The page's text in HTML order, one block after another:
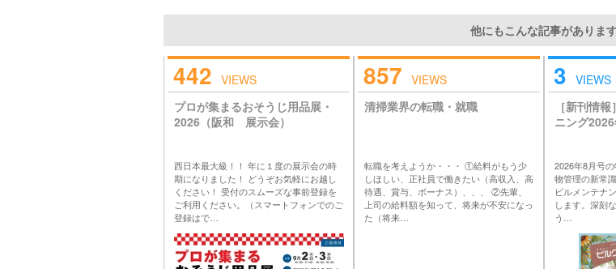
他にもこんな記事がありま
442 VIEWS
プロが集まるおそうじ用品展・
2026（阪和 展示会）
西日本最大級！！ 年に１度の展示会の時
期になりました！ どうぞお気軽にお越し
ください！ 受付のスムーズな事前登録を
ご利用ください。（スマートフォンでのご
登録はで…
857 VIEWS
清掃業界の転職・就職
転職を考えようか・・・ ①給料がもう少
しほしい、正社員で働きたい（高収入、高
待遇、賞与、ボーナス）、、、 ②先輩、
上司の給料額を知って、将来が不安になっ
た（将来…
3 VIEWS
［新刊情
ニング
2026年8月号
物管理の新常
ビルメンテナ
します。深刻
う…